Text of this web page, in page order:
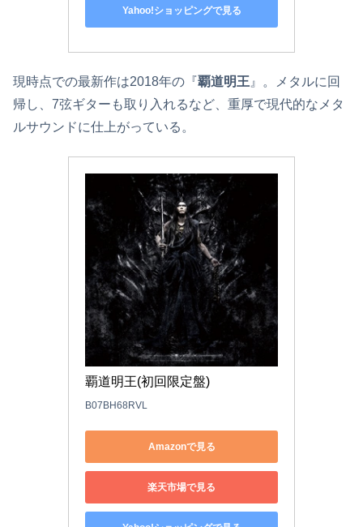
Yahoo!ショッピングで見る
現時点での最新作は2018年の『覇道明王 』。メタルに回
帰し、7弦ギターも取り入れるなど、重厚で現代的なメタ
ルサウンドに仕上がっている。
覇道明王(初回限定盤)
B07BH68RVL
Amazonで見る
楽天市場で見る